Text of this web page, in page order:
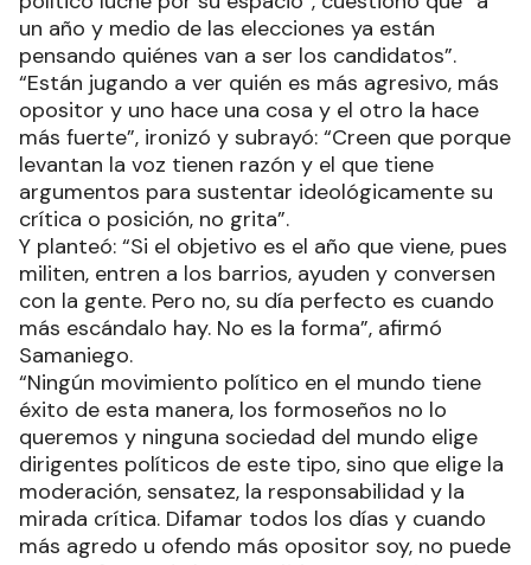
un año y medio de las elecciones ya están
pensando quiénes van a ser los candidatos”.
“Están jugando a ver quién es más agresivo, más
opositor y uno hace una cosa y el otro la hace
más fuerte”, ironizó y subrayó: “Creen que porque
levantan la voz tienen razón y el que tiene
argumentos para sustentar ideológicamente su
crítica o posición, no grita”.
Y planteó: “Si el objetivo es el año que viene, pues
militen, entren a los barrios, ayuden y conversen
con la gente. Pero no, su día perfecto es cuando
más escándalo hay. No es la forma”, afirmó
Samaniego.
“Ningún movimiento político en el mundo tiene
éxito de esta manera, los formoseños no lo
queremos y ninguna sociedad del mundo elige
dirigentes políticos de este tipo, sino que elige la
moderación, sensatez, la responsabilidad y la
mirada crítica. Difamar todos los días y cuando
más agredo u ofendo más opositor soy, no puede